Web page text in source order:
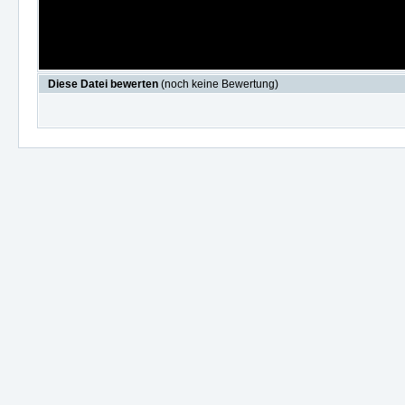
Diese Datei bewerten (noch keine Bewertung)